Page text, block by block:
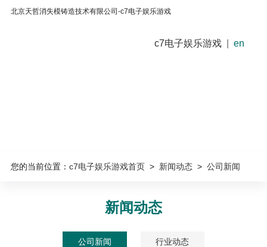
北京天哲消失模铸造技术有限公司-c7电子娱乐游戏
c7电子娱乐游戏 |en
您的当前位置： c7电子娱乐游戏首页> 新闻动态> 公司新闻
新闻动态
公司新闻 行业动态